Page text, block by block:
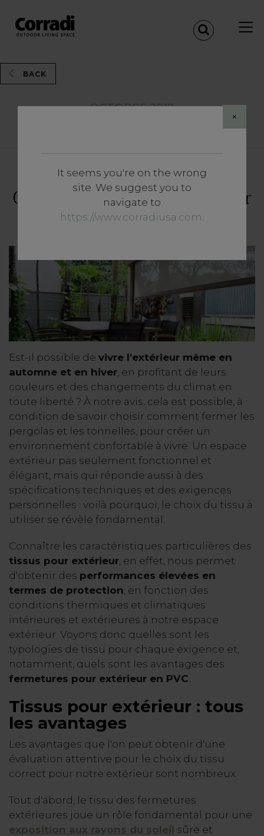
×
It seems you're on the wrong
site. We suggest you to
navigate to
https://www.corradiusa.com.
BACK
OCTOBRE 2018
Approfondissements
Comment choisir le tissu pour
un extérieur de rêve ?
Est-il possible de vivre l'extérieur même en
automne et en hiver , en profitant de leurs
couleurs et des changements du climat en
toute liberté ? À notre avis, cela est possible, à
condition de savoir choisir comment fermer les
pergolas et les tonnelles, pour créer un
environnement confortable à vivre. Un espace
extérieur pas seulement fonctionnel et
élégant, mais qui réponde aussi à des
spécifications techniques et des exigences
personnelles : voilà pourquoi, le choix du tissu à
utiliser se révèle fondamental.
Connaître les caractéristiques particulières des
tissus pour extérieur , en effet, nous permet
d'obtenir des performances élevées en
termes de protection , en fonction des
conditions thermiques et climatiques
intérieures et extérieures à notre espace
extérieur. Voyons donc quelles sont les
typologies de tissu pour chaque exigence et,
notamment, quels sont les avantages des
fermetures pour extérieur en PVC
Tissus pour extérieur : tous
les avantages
Les avantages que l'on peut obtenir d'une
évaluation attentive pour le choix du tissu
correct pour notre extérieur sont nombreux.
Tout d'abord, le tissu des fermetures
extérieures joue un rôle fondamental pour une
exposition aux rayons du soleil sûre et